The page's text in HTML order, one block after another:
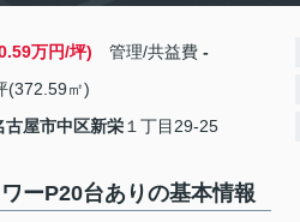
万円/坪) 管理/共益費 -
(372.59㎡)
古屋市中区新栄 １丁目29-25
ーP20台ありの基本情報